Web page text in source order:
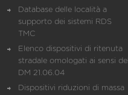
Database delle località a
supporto dei sistemi RDS
TMC
Elenco dispositivi di ritenuta
stradale omologati ai sensi del
DM 21.06.04
Dispositivi riduzioni di massa